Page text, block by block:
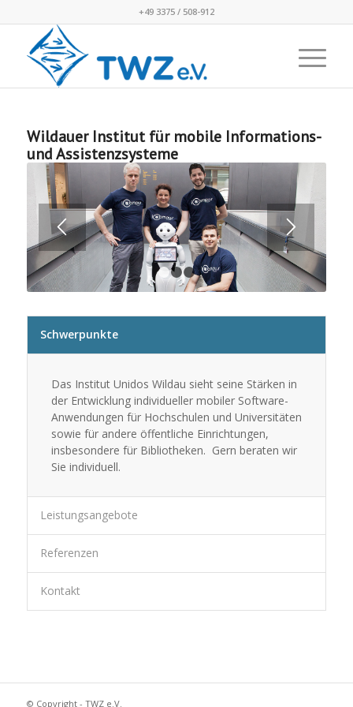
+49 3375 / 508-912
Wildauer Institut für mobile Informations-
und Assistenzsysteme
Schwerpunkte
Das Institut Unidos Wildau sieht seine Stärken in
der Entwicklung individueller mobiler Software-
Anwendungen für Hochschulen und Universitäten
sowie für andere öffentliche Einrichtungen,
insbesondere für Bibliotheken. Gern beraten wir
Sie individuell.
Leistungsangebote
Referenzen
Kontakt
© Copyright - TWZ e.V.